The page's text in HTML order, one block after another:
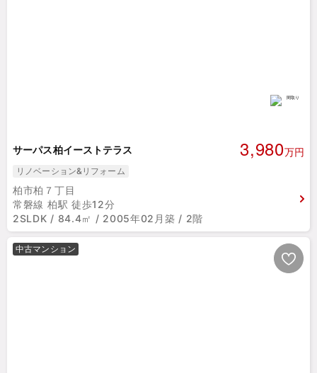
サーパス柏イーストテラス 3,980万円
リノベーション&リフォーム
柏市柏７丁目
常磐線 柏駅 徒歩12分
2SLDK / 84.4㎡ / 2005年02月築 / 2階
中古マンション